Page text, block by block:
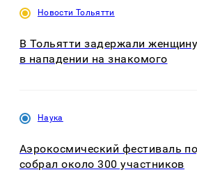
Новости Тольятти
В Тольятти задержали
в нападении на знакомого
Наука
Аэрокосмический фестиваль
собрал около 300 участников